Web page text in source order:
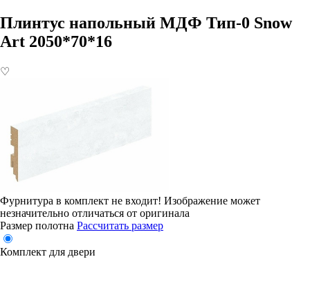
Плинтус напольный МДФ Тип-0 Snow
Art 2050*70*16
♡
Фурнитура в комплект не входит! Изображение может
незначительно отличаться от оригинала
Размер полотна Рассчитать размер
Комплект для двери